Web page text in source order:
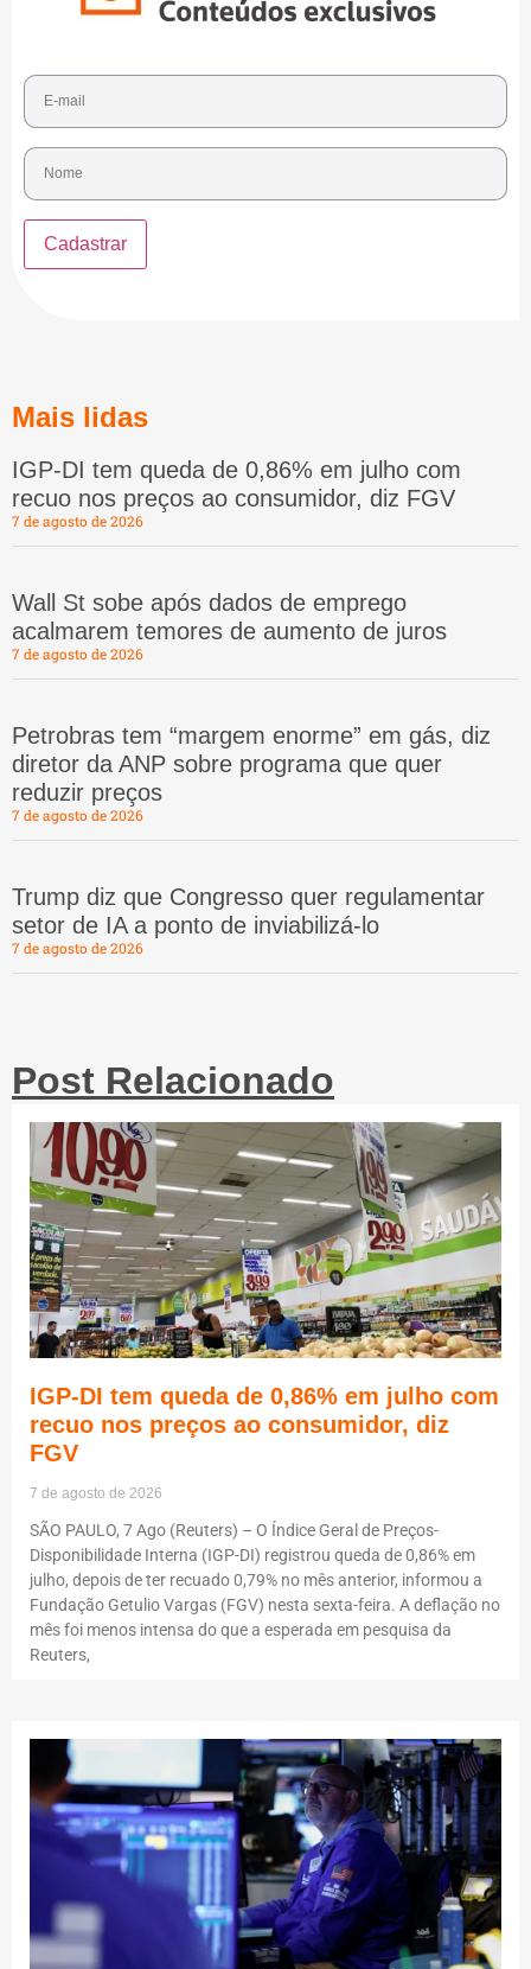
Mais lidas
IGP-DI tem queda de 0,86% em julho com
recuo nos preços ao consumidor, diz FGV
7 de agosto de 2026
Wall St sobe após dados de emprego
acalmarem temores de aumento de juros
7 de agosto de 2026
Petrobras tem “margem enorme” em gás, diz
diretor da ANP sobre programa que quer
reduzir preços
7 de agosto de 2026
Trump diz que Congresso quer regulamentar
setor de IA a ponto de inviabilizá-lo
7 de agosto de 2026
Post Relacionado
IGP-DI tem queda de 0,86% em julho com
recuo nos preços ao consumidor, diz
FGV
7 de agosto de 2026
SÃO PAULO, 7 Ago (Reuters) – O Índice Geral de Preços-
Disponibilidade Interna (IGP-DI) registrou queda de 0,86% em
julho, depois de ter recuado 0,79% no mês anterior, informou a
Fundação Getulio Vargas (FGV) nesta sexta-feira. A deflação no
mês foi menos intensa do que a esperada em pesquisa da
Reuters,